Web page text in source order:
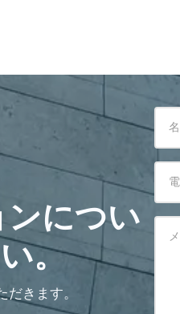
ンについ
。
きます。